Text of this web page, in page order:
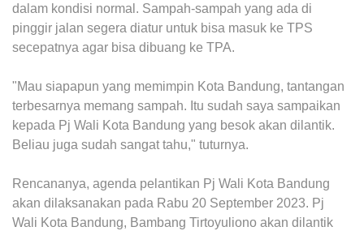
dalam kondisi normal. Sampah-sampah yang ada di
pinggir jalan segera diatur untuk bisa masuk ke TPS
secepatnya agar bisa dibuang ke TPA.
"Mau siapapun yang memimpin Kota Bandung, tantangan
terbesarnya memang sampah. Itu sudah saya sampaikan
kepada Pj Wali Kota Bandung yang besok akan dilantik.
Beliau juga sudah sangat tahu," tuturnya.
Rencananya, agenda pelantikan Pj Wali Kota Bandung
akan dilaksanakan pada Rabu 20 September 2023. Pj
Wali Kota Bandung, Bambang Tirtoyuliono akan dilantik